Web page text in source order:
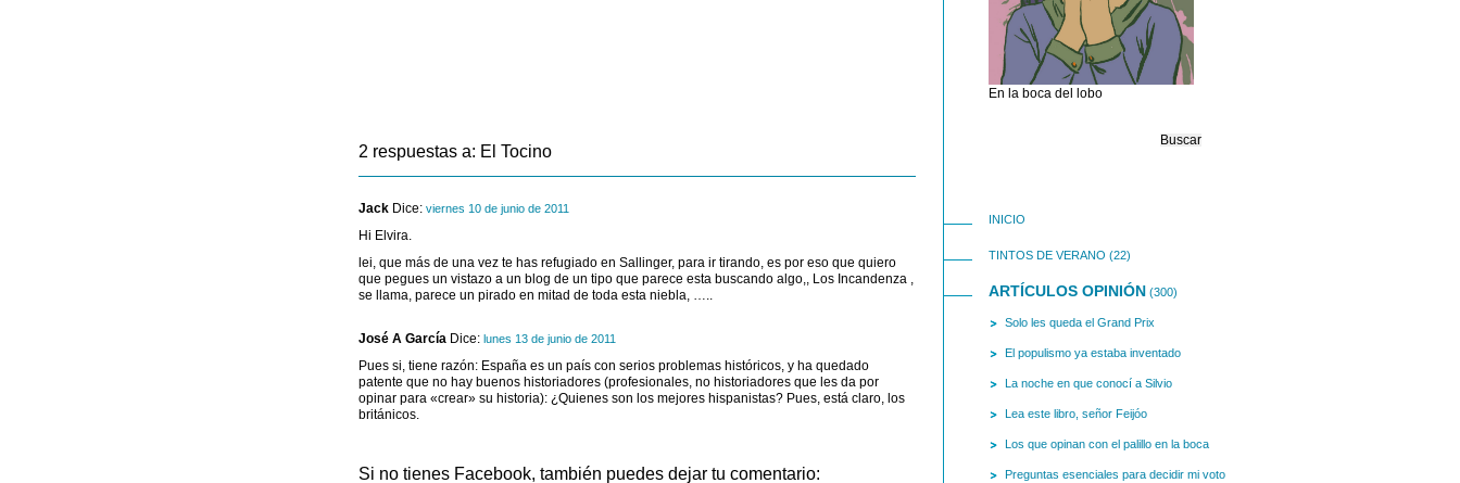
2 respuestas a: El Tocino
Jack Dice: viernes 10 de junio de 2011
Hi Elvira.
lei, que más de una vez te has refugiado en Sallinger, para ir tirando, es por eso que quiero
que pegues un vistazo a un blog de un tipo que parece esta buscando algo,, Los Incandenza ,
se llama, parece un pirado en mitad de toda esta niebla, …..
José A García Dice: lunes 13 de junio de 2011
Pues si, tiene razón: España es un país con serios problemas históricos, y ha quedado
patente que no hay buenos historiadores (profesionales, no historiadores que les da por
opinar para «crear» su historia): ¿Quienes son los mejores hispanistas? Pues, está claro, los
británicos.
Si no tienes Facebook, también puedes dejar tu comentario:
En la boca del lobo
INICIO
TINTOS DE VERANO (22)
ARTÍCULOS OPINIÓN (300)
Solo les queda el Grand Prix
El populismo ya estaba inventado
La noche en que conocí a Silvio
Lea este libro, señor Feijóo
Los que opinan con el palillo en la boca
Preguntas esenciales para decidir mi voto